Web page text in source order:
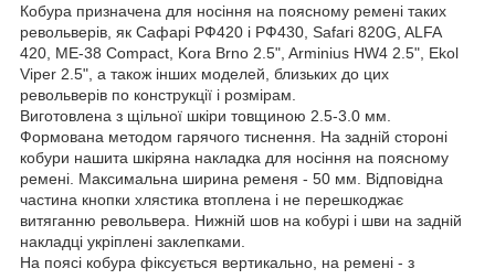
Кобура призначена для носіння на поясному ремені таких
револьверів, як Сафарі РФ420 і РФ430, Safari 820G, ALFA
420, ME-38 Compact, Kora Brno 2.5", Arminius HW4 2.5", Ekol
Viper 2.5", а також інших моделей, близьких до цих
револьверів по конструкції і розмірам.
Виготовлена з щільної шкіри товщиною 2.5-3.0 мм.
Формована методом гарячого тиснення. На задній стороні
кобури нашита шкіряна накладка для носіння на поясному
ремені. Максимальна ширина ременя - 50 мм. Відповідна
частина кнопки хлястика втоплена і не перешкоджає
витяганню револьвера. Нижній шов на кобурі і шви на задній
накладці укріплені заклепками.
На поясі кобура фіксується вертикально, на ремені - з